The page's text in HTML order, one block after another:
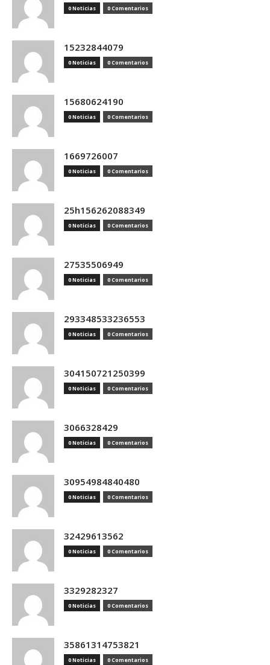
0 Noticias 0 Comentarios
15232844079
0 Noticias 0 Comentarios
15680624190
0 Noticias 0 Comentarios
1669726007
0 Noticias 0 Comentarios
25h156262088349
0 Noticias 0 Comentarios
27535506949
0 Noticias 0 Comentarios
293348533236553
0 Noticias 0 Comentarios
304150721250399
0 Noticias 0 Comentarios
3066328429
0 Noticias 0 Comentarios
30954984840480
0 Noticias 0 Comentarios
32429613562
0 Noticias 0 Comentarios
3329282327
0 Noticias 0 Comentarios
35861314753821
0 Noticias 0 Comentarios